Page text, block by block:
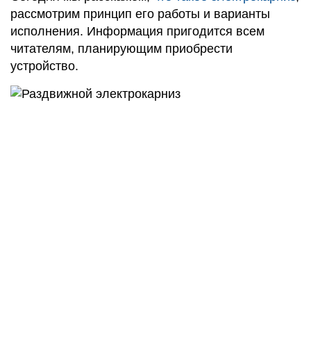
рассмотрим принцип его работы и варианты
исполнения. Информация пригодится всем
читателям, планирующим приобрести
устройство.